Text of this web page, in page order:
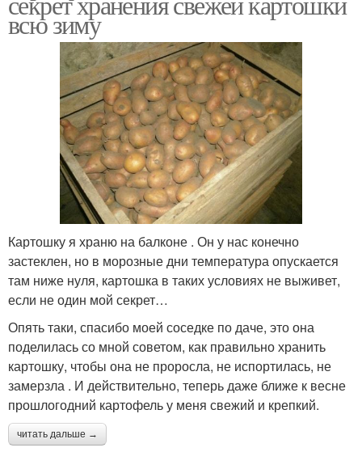
всю зиму
Картошку я храню на балконе . Он у нас конечно
застеклен, но в морозные дни температура опускается
там ниже нуля, картошка в таких условиях не выживет,
если не один мой секрет…
Опять таки, спасибо моей соседке по даче, это она
поделилась со мной советом, как правильно хранить
картошку, чтобы она не проросла, не испортилась, не
замерзла . И действительно, теперь даже ближе к весне
прошлогодний картофель у меня свежий и крепкий.
читать дальше →